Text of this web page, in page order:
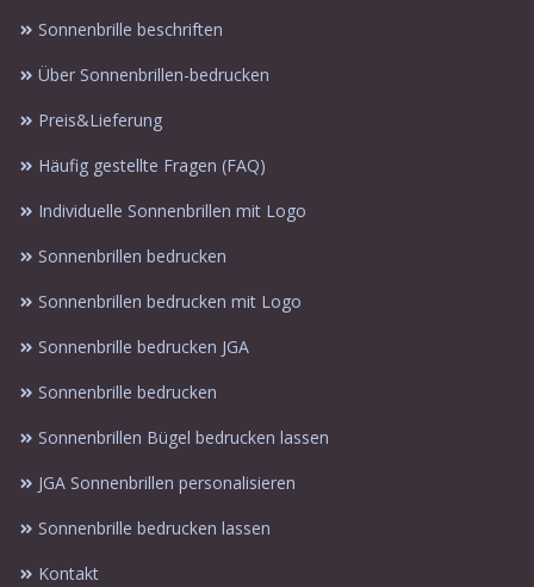
Sonnenbrille beschriften
Über Sonnenbrillen-bedrucken
Preis&Lieferung
Häufig gestellte Fragen (FAQ)
Individuelle Sonnenbrillen mit Logo
Sonnenbrillen bedrucken
Sonnenbrillen bedrucken mit Logo
Sonnenbrille bedrucken JGA
Sonnenbrille bedrucken
Sonnenbrillen Bügel bedrucken lassen
JGA Sonnenbrillen personalisieren
Sonnenbrille bedrucken lassen
Kontakt